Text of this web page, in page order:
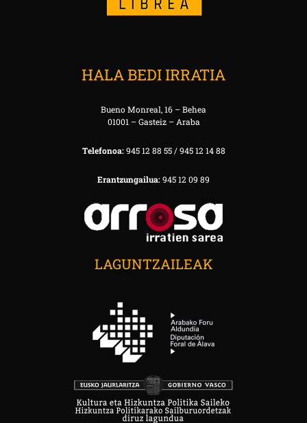
HALA BEDI IRRATIA
Bueno Monreal, 16 – Behea
01001 – Gasteiz – Araba
Telefonoa:945 12 88 55 / 945 12 14 88
Erantzungailua:945 12 09 89
LAGUNTZAILEAK